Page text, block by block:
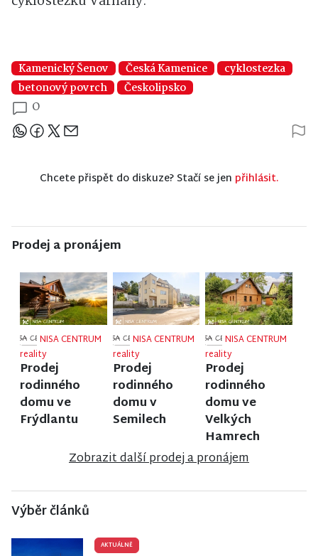
Kamenický Šenov Česká Kamenice
cyklostezka
betonový povrch
Českolipsko
0
Sdílejte článek
Chcete přispět do diskuze? Stačí se jen přihlásit.
Prodej a pronájem
NISA CENTRUM
reality
Prodej
rodinného
domu ve
Frýdlantu
NISA CENTRUM
reality
Prodej
rodinného
domu v
Semilech
NISA CENTRUM
reality
Prodej
rodinného
domu ve
Velkých
Hamrech
Zobrazit další prodej a pronájem
Výběr článků
AKTUÁLNĚ